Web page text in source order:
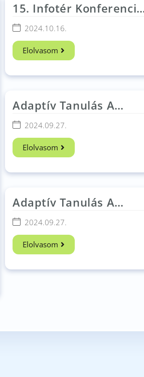
15. Infotér Konferencia
– Kerekasztal
Beszélgetés
2024.10.16.
Elolvasom
Adaptív Tanulás A
Digitális Korban
Konferencia
2024.09.27.
Elolvasom
Adaptív Tanulás A
Digitális Korban
Konferencia​
2024.09.27.
Elolvasom